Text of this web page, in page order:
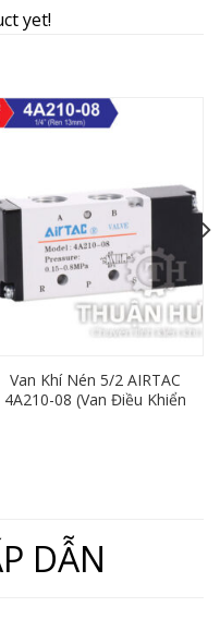
yet!
Van Khí Nén 5/2 AIRTAC
4A210-08 (Van Điều Khiển
DẪN